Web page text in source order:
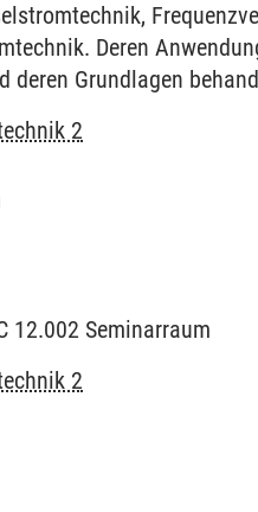
Deren
deren Grundlagen
2
12.002 Seminarraum
2